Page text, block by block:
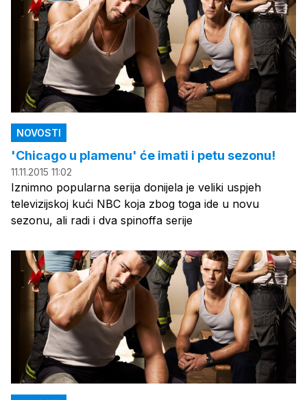
NOVOSTI
'Chicago u plamenu' će imati i petu sezonu!
11.11.2015 11:02
Iznimno popularna serija donijela je veliki uspjeh
televizijskoj kući NBC koja zbog toga ide u novu
sezonu, ali radi i dva spinoffa serije